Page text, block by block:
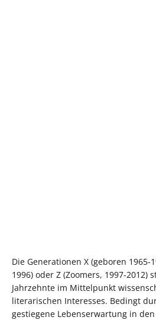
Die Generationen X (geboren 1965-
1996) oder Z (Zoomers, 1997-2012)
Jahrzehnte im Mittelpunkt
literarischen Interesses. Bedingt
gestiegene Lebenserwartung in